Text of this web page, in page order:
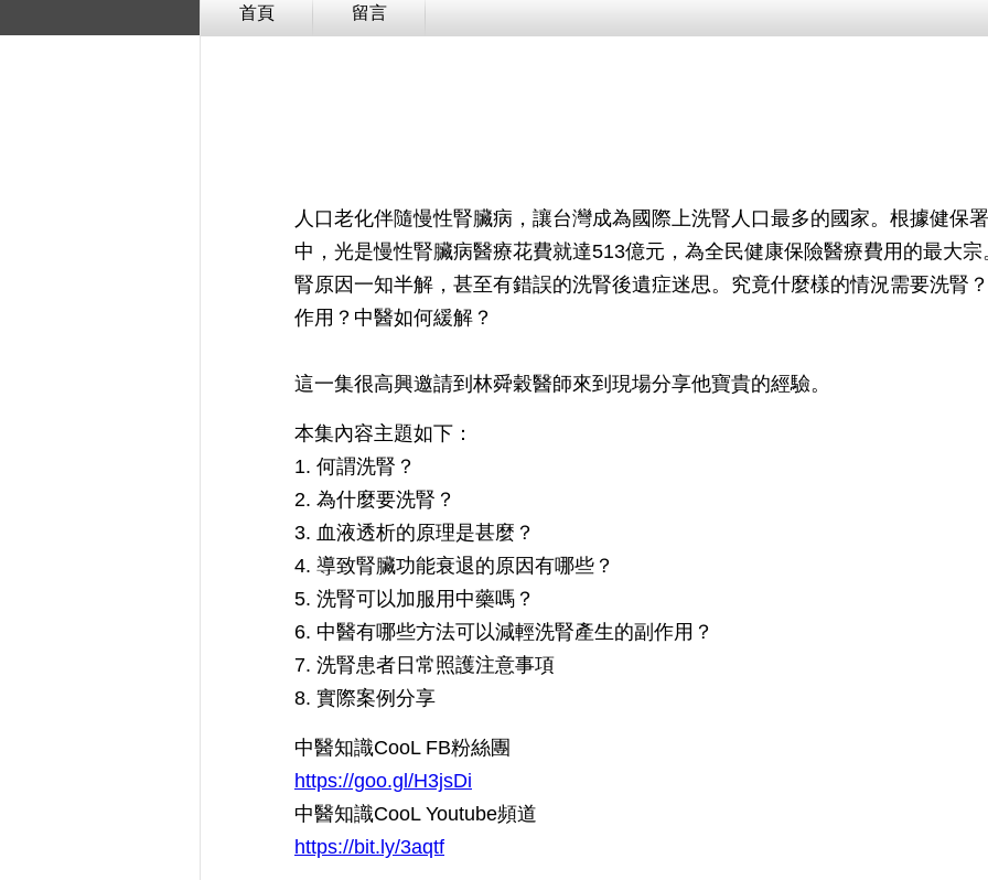
首頁 留言
人口老化伴隨慢性腎臟病，讓台灣成為國際上洗腎人口最多的國家。根據健保
中，光是慢性腎臟病醫療花費就達513億元，為全民健康保險醫療費用的最大
腎原因一知半解，甚至有錯誤的洗腎後遺症迷思。究竟什麼樣的情況需要洗腎
作用？中醫如何緩解？
這一集很高興邀請到林舜穀醫師來到現場分享他寶貴的經驗。
本集內容主題如下：
1. 何謂洗腎？
2. 為什麼要洗腎？
3. 血液透析的原理是甚麼？
4. 導致腎臟功能衰退的原因有哪些？
5. 洗腎可以加服用中藥嗎？
6. 中醫有哪些方法可以減輕洗腎產生的副作用？
7. 洗腎患者日常照護注意事項
8. 實際案例分享
中醫知識CooL FB粉絲團
https://goo.gl/H3jsDi
中醫知識CooL Youtube頻道
https://bit.ly/3aqtf